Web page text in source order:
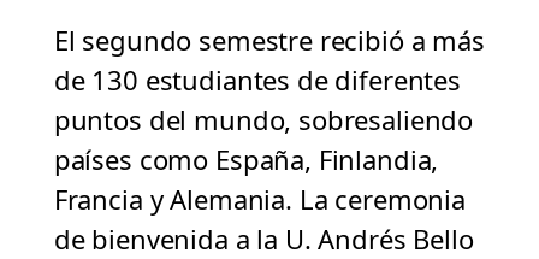
El segundo semestre recibió a más
de 130 estudiantes de diferentes
puntos del mundo, sobresaliendo
países como España, Finlandia,
Francia y Alemania. La ceremonia
de bienvenida a la U. Andrés Bello